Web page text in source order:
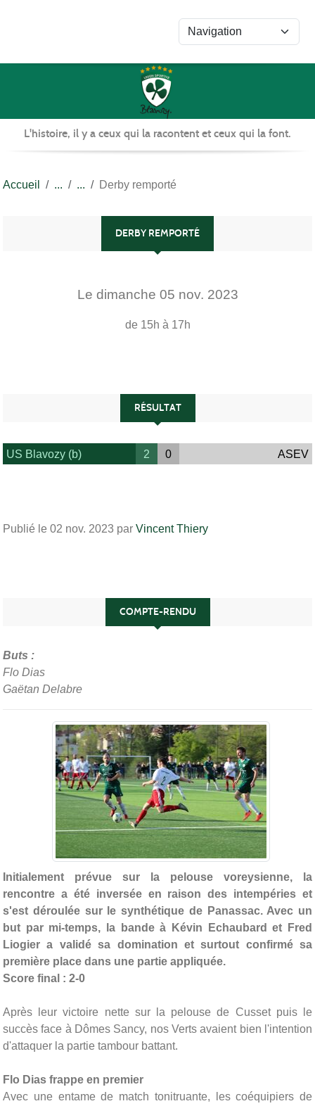
L'histoire, il y a ceux qui la racontent et ceux qui la font.
Accueil Derby remporté
DERBY REMPORTÉ
Le dimanche 05 nov. 2023
de 15h à 17h
RÉSULTAT
US Blavozy (b) 2 0 ASEV
Publié le 02 nov. 2023 par Vincent Thiery
COMPTE-RENDU
Buts :
Flo Dias
Gaëtan Delabre
Initialement prévue sur la pelouse voreysienne, la
rencontre a été inversée en raison des intempéries et
s'est déroulée sur le synthétique de Panassac. Avec un
but par mi-temps, la bande à Kévin Echaubard et Fred
Liogier a validé sa domination et surtout confirmé sa
première place dans une partie appliquée.
Score final : 2-0
Après leur victoire nette sur la pelouse de Cusset puis le
succès face à Dômes Sancy, nos Verts avaient bien l'intention
d'attaquer la partie tambour battant.
Flo Dias frappe en premier
Avec une entame de match tonitruante, les coéquipiers de